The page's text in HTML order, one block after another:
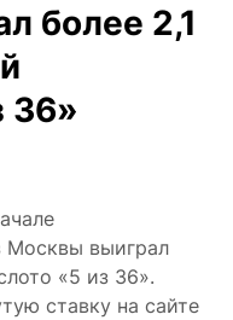
более 2,1
36»
Москвы выиграл
«5 из 36».
ставку на сайте